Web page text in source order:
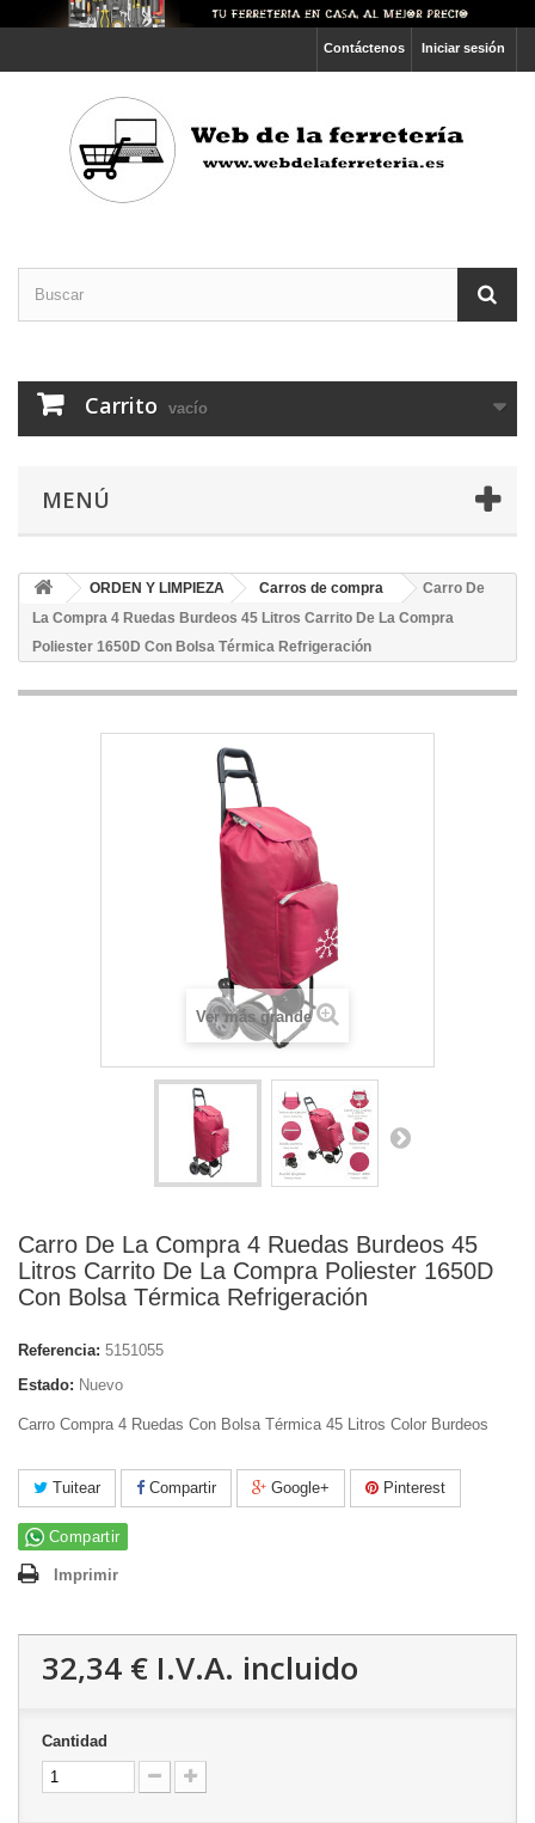
Iniciar sesión
Contáctenos
Carrito vacío
MENÚ
ORDEN Y LIMPIEZA Carros de compra
Carro De
La Compra 4 Ruedas Burdeos 45 Litros Carrito De La Compra
Poliester 1650D Con Bolsa Térmica Refrigeración
Ver más grande
Carro De La Compra 4 Ruedas Burdeos 45
Litros Carrito De La Compra Poliester 1650D
Con Bolsa Térmica Refrigeración
Referencia: 5151055
Estado: Nuevo
Carro Compra 4 Ruedas Con Bolsa Térmica 45 Litros Color Burdeos
Tuitear Compartir Google+ Pinterest
Compartir
Imprimir
32,34 € I.V.A. incluido
Cantidad